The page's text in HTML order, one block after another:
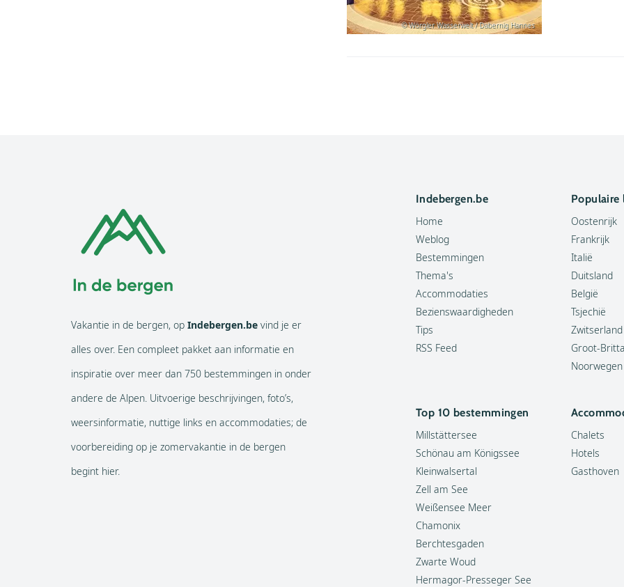
© Wörgler Wasserwelt / Dabernig Hannes
Vakantie in de bergen, op Indebergen.be vind je er
alles over. Een compleet pakket aan informatie en
inspiratie over meer dan 750 bestemmingen in onder
andere de Alpen. Uitvoerige beschrijvingen, foto’s,
weersinformatie, nuttige links en accommodaties; de
voorbereiding op je zomervakantie in de bergen
begint hier.
Indebergen.be
Home
Weblog
Bestemmingen
Thema's
Accommodaties
Bezienswaardigheden
Tips
RSS Feed
Populaire
Oostenrijk
Frankrijk
Italië
Duitsland
België
Tsjechië
Zwitserland
Groot-
Noorwegen
Top 10 bestemmingen
Millstättersee
Schönau am Königssee
Kleinwalsertal
Zell am See
Weißensee Meer
Chamonix
Berchtesgaden
Zwarte Woud
Hermagor-Presseger See
Chalets
Hotels
Gasthoven